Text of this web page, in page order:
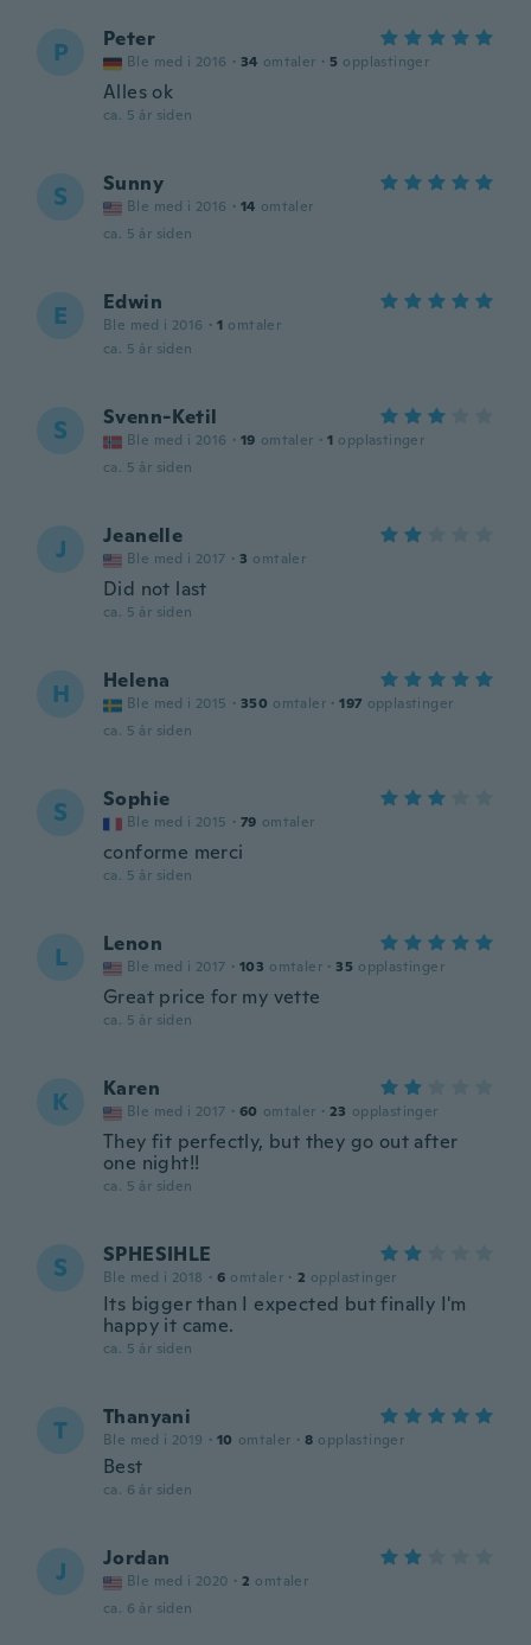
P Peter
Ble med i 2016 · 34 omtaler · 5 opplastinger
Alles ok
ca. 5 år siden
S Sunny
Ble med i 2016 · 14 omtaler
ca. 5 år siden
E Edwin
Ble med i 2016 · 1 omtaler
ca. 5 år siden
S Svenn-Ketil
Ble med i 2016 · 19 omtaler · 1 opplastinger
ca. 5 år siden
J Jeanelle
Ble med i 2017 · 3 omtaler
Did not last
ca. 5 år siden
H Helena
Ble med i 2015 · 350 omtaler · 197 opplastinger
ca. 5 år siden
S Sophie
Ble med i 2015 · 79 omtaler
conforme merci
ca. 5 år siden
L Lenon
Ble med i 2017 · 103 omtaler · 35 opplastinger
Great price for my vette
ca. 5 år siden
K Karen
Ble med i 2017 · 60 omtaler · 23 opplastinger
They fit perfectly, but they go out after
one night!!
ca. 5 år siden
S SPHESIHLE
Ble med i 2018 · 6 omtaler · 2 opplastinger
Its bigger than I expected but finally I'm
happy it came.
ca. 5 år siden
T Thanyani
Ble med i 2019 · 10 omtaler · 8 opplastinger
Best
ca. 6 år siden
J Jordan
Ble med i 2020 · 2 omtaler
ca. 6 år siden